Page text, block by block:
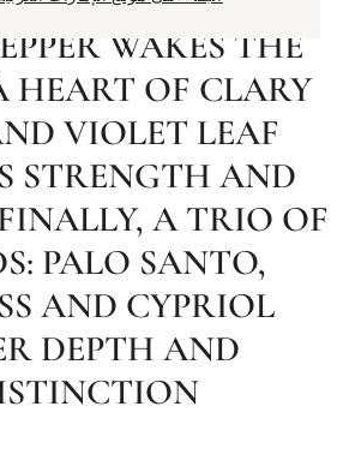
WAKES THE
HEART OF CLARY
VIOLET LEAF
STRENGTH AND
A TRIO OF
PALO SANTO,
AND CYPRIOL
DEPTH AND